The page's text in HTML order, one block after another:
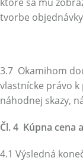
tvorbe
3.7 Okamihom
vlastnícke právo
náhodnej skazy,
Čl. 4 Kúpna cena
4.1 Výsledná